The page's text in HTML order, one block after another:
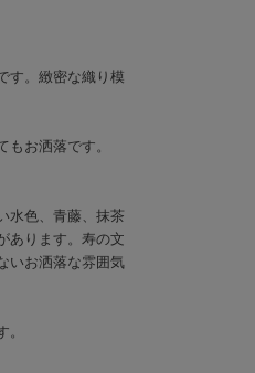
す。緻密な織り模
お洒落です。
水色、青藤、抹茶
あります。寿の文
いお洒落な雰囲気